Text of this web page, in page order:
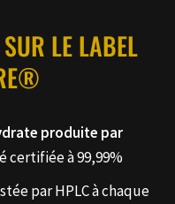
LE LABEL
produite par
certifiée à 99,99%
par HPLC à chaque